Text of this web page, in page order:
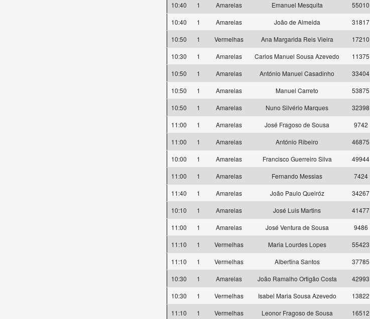
10:40
1 Amarelas Emanuel Mesquita 55010
10:40
1 Amarelas João de Almeida 31817
10:50
1 Vermelhas Ana Margarida Reis Vieira 17210
10:30
1 Amarelas Carlos Manuel Sousa Azevedo 11375
10:50
1 Amarelas António Manuel Casadinho 33404
10:50
1 Amarelas Manuel Carreto 53875
10:50
1 Amarelas Nuno Silvério Marques 32398
11:00
1 Amarelas José Fragoso de Sousa 9742
11:00
1 Amarelas António Ribeiro 46875
10:00
1 Amarelas Francisco Guerreiro Silva 49944
11:00
1 Amarelas Fernando Messias 7424
11:40
1 Amarelas João Paulo Queiróz 34267
10:10
1 Amarelas José Luis Martins 41477
11:00
1 Amarelas José Ventura de Sousa 9486
11:10
1 Vermelhas Maria Lourdes Lopes 55423
11:10
1 Vermelhas Albertina Santos 37785
10:30
1 Amarelas João Ramalho Ortigão Costa 42993
10:30
1 Vermelhas Isabel Maria Sousa Azevedo 13822
11:10
1 Vermelhas Leonor Fragoso de Sousa 16512